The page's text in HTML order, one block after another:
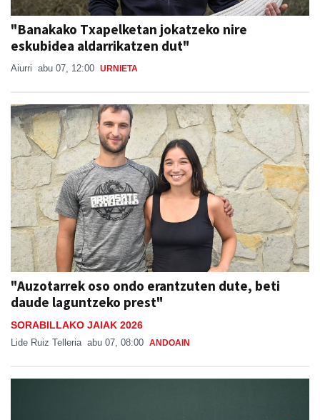
"Banakako Txapelketan jokatzeko nire
eskubidea aldarrikatzen dut"
Aiurri abu 07, 12:00 URNIETA
"Auzotarrek oso ondo erantzuten dute, beti
daude laguntzeko prest"
SORABILLAKO JAIAK 2026
Lide Ruiz Telleria abu 07, 08:00 ANDOAIN